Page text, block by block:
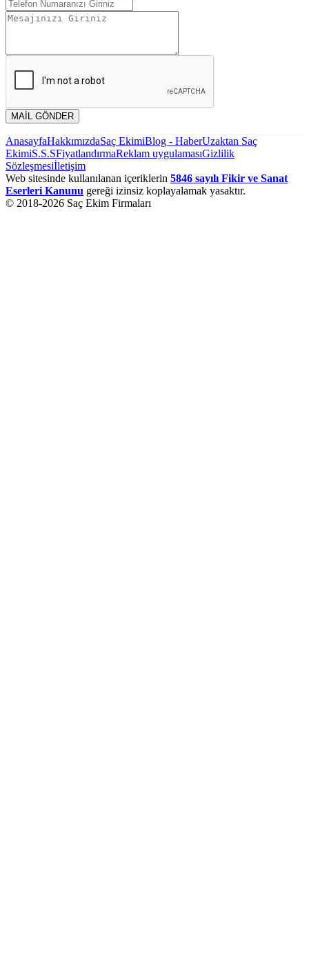
MAİL GÖNDER
AnasayfaHakkımızdaSaç EkimiBlog - HaberUzaktan Saç
EkimiS.S.SFiyatlandırmaReklam uygulamasıGizlilik
Sözleşmesiİletişim
Web sitesinde kullanılanan içeriklerin 5846 sayılı Fikir ve Sanat
Eserleri Kanunu gereği izinsiz koplayalamak yasaktır.
© 2018-2026 Saç Ekim Firmaları